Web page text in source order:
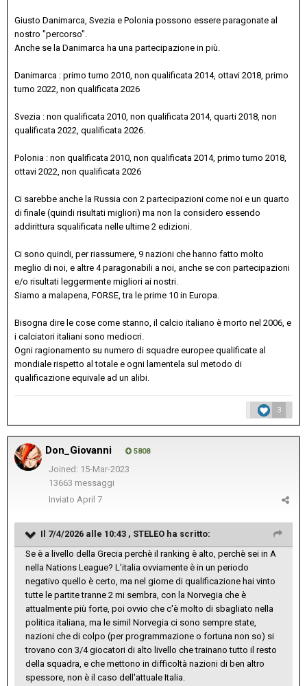
Giusto Danimarca, Svezia e Polonia possono essere paragonate al
nostro "percorso".
Anche se la Danimarca ha una partecipazione in più.
Danimarca : primo turno 2010, non qualificata 2014, ottavi 2018, primo
turno 2022, non qualificata 2026
Svezia : non qualificata 2010, non qualificata 2014, quarti 2018, non
qualificata 2022, qualificata 2026.
Polonia : non qualificata 2010, non qualificata 2014, primo turno 2018,
ottavi 2022, non qualificata 2026
Ci sarebbe anche la Russia con 2 partecipazioni come noi e un quarto
di finale (quindi risultati migliori) ma non la considero essendo
addirittura squalificata nelle ultime 2 edizioni.
Ci sono quindi, per riassumere, 9 nazioni che hanno fatto molto
meglio di noi, e altre 4 paragonabili a noi, anche se con partecipazioni
e/o risultati leggermente migliori ai nostri.
Siamo a malapena, FORSE, tra le prime 10 in Europa.
Bisogna dire le cose come stanno, il calcio italiano è morto nel 2006, e
i calciatori italiani sono mediocri.
Ogni ragionamento su numero di squadre europee qualificate al
mondiale rispetto al totale e ogni lamentela sul metodo di
qualificazione equivale ad un alibi.
3
Don_Giovanni 5808
Joined: 15-Mar-2023
13663 messaggi
Inviato April 7
Il 7/4/2026 alle 10:43 , STELEO ha scritto:
Se è a livello della Grecia perchè il ranking è alto, perchè sei in A
nella Nations League? L'italia ovviamente è in un periodo
negativo quello è certo, ma nel giorne di qualificazione hai vinto
tutte le partite tranne 2 mi sembra, con la Norvegia che è
attualmente più forte, poi ovvio che c'è molto di sbagliato nella
politica italiana, ma le simil Norvegia ci sono sempre state,
nazioni che di colpo (per programmazione o fortuna non so) si
trovano con 3/4 giocatori di alto livello che trainano tutto il resto
della squadra, e che mettono in difficoltà nazioni di ben altro
spessore, non è il caso dell'attuale Italia.